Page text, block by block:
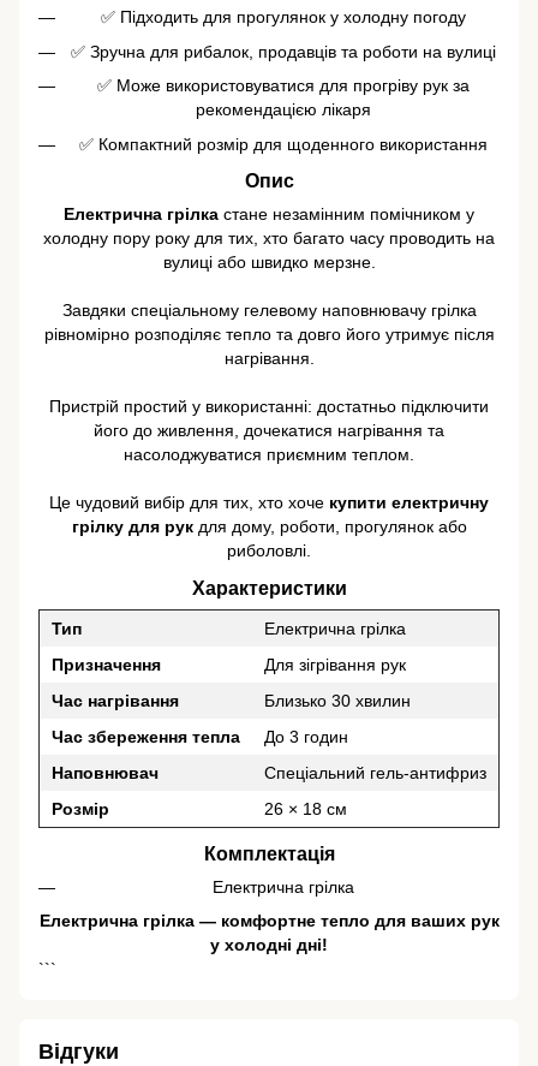
✅ Підходить для прогулянок у холодну погоду
✅ Зручна для рибалок, продавців та роботи на вулиці
✅ Може використовуватися для прогріву рук за
рекомендацією лікаря
✅ Компактний розмір для щоденного використання
Опис
Електрична грілка стане незамінним помічником у
холодну пору року для тих, хто багато часу проводить на
вулиці або швидко мерзне.
Завдяки спеціальному гелевому наповнювачу грілка
рівномірно розподіляє тепло та довго його утримує після
нагрівання.
Пристрій простий у використанні: достатньо підключити
його до живлення, дочекатися нагрівання та
насолоджуватися приємним теплом.
Це чудовий вибір для тих, хто хоче купити електричну
грілку для рукдля дому, роботи, прогулянок або
риболовлі.
Характеристики
Тип
Електрична грілка
Призначення
Для зігрівання рук
Час нагрівання
Близько 30 хвилин
Час збереження тепла
До 3 годин
Наповнювач
Спеціальний гель-антифриз
Розмір
26 × 18 см
Комплектація
Електрична грілка
Електрична грілка — комфортне тепло для ваших рук
у холодні дні!
```
Відгуки